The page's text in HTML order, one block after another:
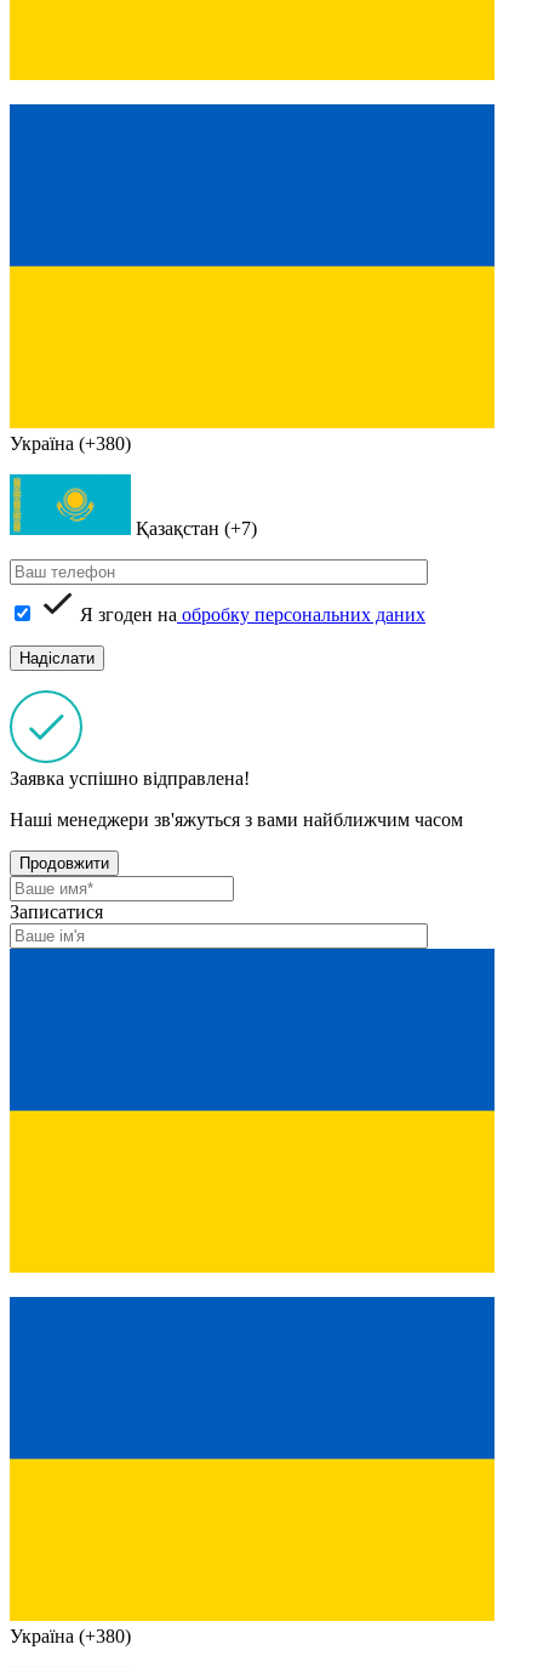
Україна (+380)
Қазақстан (+7)
Я згоден на обробку персональних даних
Заявка успішно відправлена!
Наші менеджери зв'яжуться з вами найближчим часом
Продовжити
Записатися
Україна (+380)